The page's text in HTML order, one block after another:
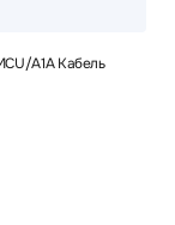
A1A Кабель